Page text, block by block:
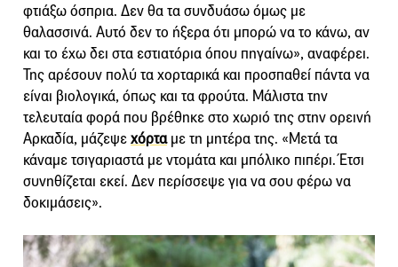
φτιάξω όσπρια. Δεν θα τα συνδυάσω όμως με
θαλασσινά. Αυτό δεν το ήξερα ότι μπορώ να το κάνω, αν
και το έχω δει στα εστιατόρια όπου πηγαίνω», αναφέρει.
Της αρέσουν πολύ τα χορταρικά και προσπαθεί πάντα να
είναι βιολογικά, όπως και τα φρούτα. Μάλιστα την
τελευταία φορά που βρέθηκε στο χωριό της στην ορεινή
Αρκαδία, μάζεψεχόρταμε τη μητέρα της. «Μετά τα
κάναμε τσιγαριαστά με ντομάτα και μπόλικο πιπέρι. Έτσι
συνηθίζεται εκεί. Δεν περίσσεψε για να σου φέρω να
δοκιμάσεις».